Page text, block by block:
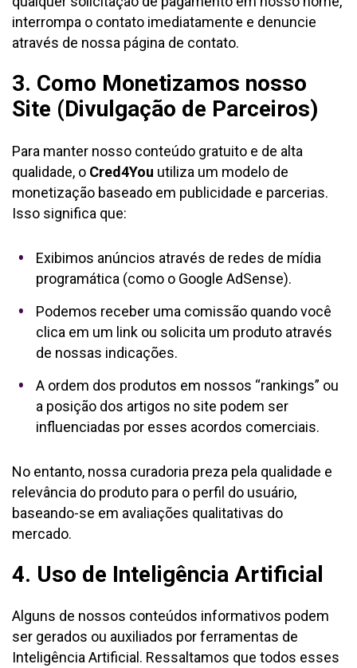
interrompa o contato imediatamente e denuncie
através de nossa página de contato.
3. Como Monetizamos nosso
Site (Divulgação de Parceiros)
Para manter nosso conteúdo gratuito e de alta
qualidade, o Cred4You utiliza um modelo de
monetização baseado em publicidade e parcerias.
Isso significa que:
Exibimos anúncios através de redes de mídia
programática (como o Google AdSense).
Podemos receber uma comissão quando você
clica em um link ou solicita um produto através
de nossas indicações.
A ordem dos produtos em nossos “rankings” ou
a posição dos artigos no site podem ser
influenciadas por esses acordos comerciais.
No entanto, nossa curadoria preza pela qualidade e
relevância do produto para o perfil do usuário,
baseando-se em avaliações qualitativas do
mercado.
4. Uso de Inteligência Artificial
Alguns de nossos conteúdos informativos podem
ser gerados ou auxiliados por ferramentas de
Inteligência Artificial. Ressaltamos que todos esses